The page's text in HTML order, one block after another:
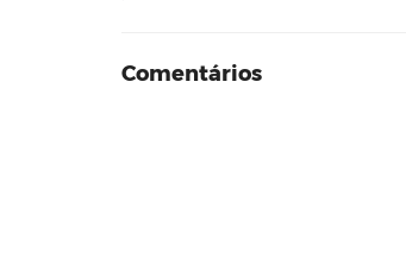
Comentários